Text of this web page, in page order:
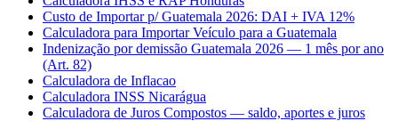
Custo de Importar p/ Guatemala 2026: DAI + IVA 12%
Calculadora para Importar Veículo para a Guatemala
Indenização por demissão Guatemala 2026 — 1 mês por ano
(Art. 82)
Calculadora de Inflacao
Calculadora INSS Nicarágua
Calculadora de Juros Compostos — saldo, aportes e juros